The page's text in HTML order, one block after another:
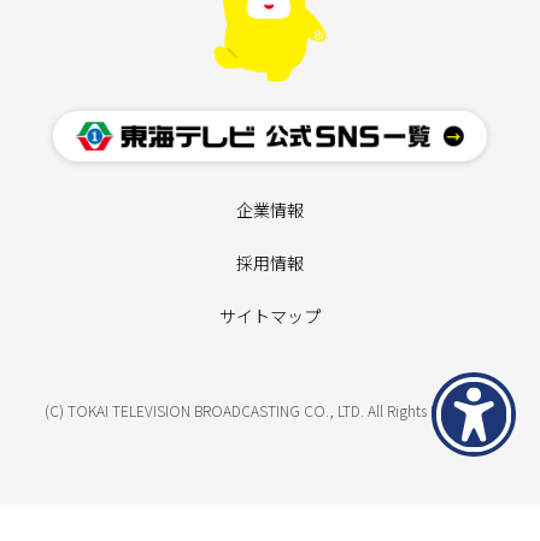
企業情報
採用情報
サイトマップ
(C) TOKAI TELEVISION BROADCASTING CO., LTD. All Rights Reserved.